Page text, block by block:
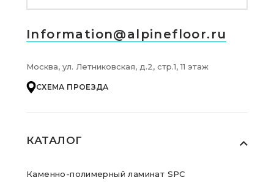
КАТАЛОГ
Каменно-полимерный ламинат SPC
Information@alpinefloor.ru
Москва, ул. Летниковская, д.2, стр.1, 11 этаж
СХЕМА ПРОЕЗДА